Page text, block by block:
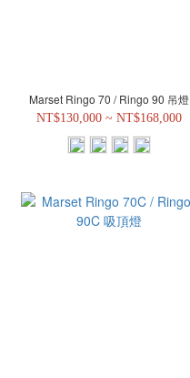
Marset Ringo 70 / Ringo 90 吊燈
NT$130,000 ~ NT$168,000